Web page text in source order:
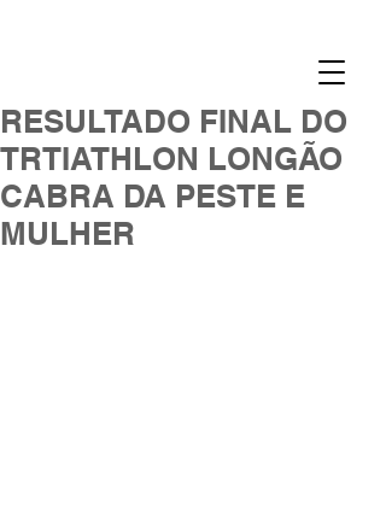
RESULTADO FINAL DO
TRTIATHLON LONGÃO
CABRA DA PESTE E
MULHER